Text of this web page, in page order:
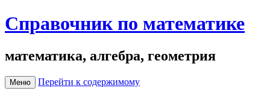
Справочник по математике
математика, алгебра, геометрия
Меню Перейти к содержимому